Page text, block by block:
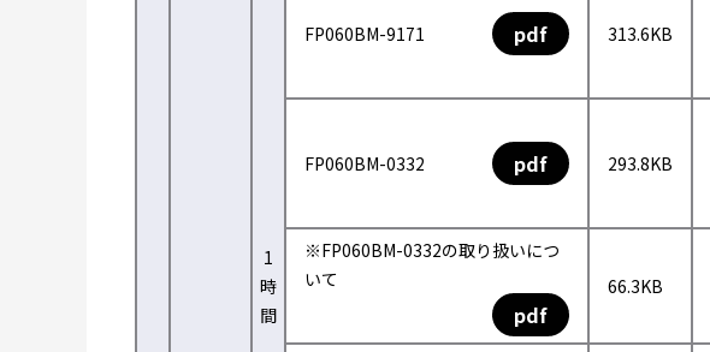
1
時
間
FP060BM-9171 pdf 313.6KB
FP060BM-0332 pdf 293.8KB
※FP060BM-0332の取り扱いにつ
いて
pdf
66.3KB